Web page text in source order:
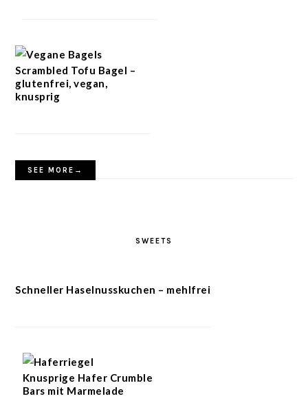
Scrambled Tofu Bagel –
glutenfrei, vegan,
knusprig
SEE MORE→
SWEETS
Schneller Haselnusskuchen – mehlfrei
Knusprige Hafer Crumble
Bars mit Marmelade